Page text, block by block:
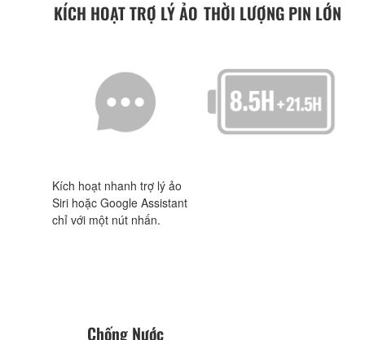
KÍCH HOẠT TRỢ LÝ ẢO
Kích hoạt nhanh trợ lý ảo
Siri hoặc Google Assistant
chỉ với một nút nhấn.
THỜI LƯỢNG PIN LỚN
Chống Nước